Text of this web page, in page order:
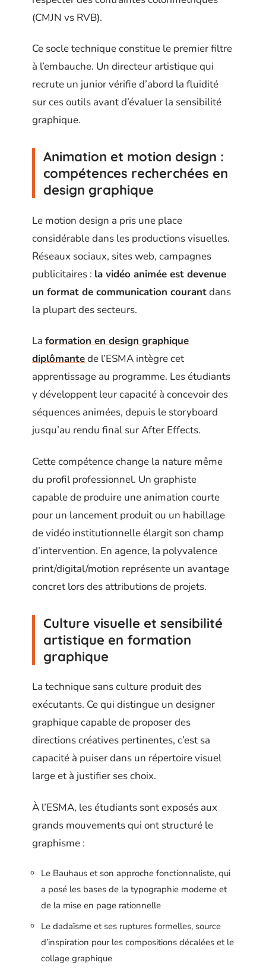
(CMJN vs RVB).
Ce socle technique constitue le premier filtre
à l’embauche. Un directeur artistique qui
recrute un junior vérifie d’abord la fluidité
sur ces outils avant d’évaluer la sensibilité
graphique.
Animation et motion design :
compétences recherchées en
design graphique
Le motion design a pris une place
considérable dans les productions visuelles.
Réseaux sociaux, sites web, campagnes
publicitaires : la vidéo animée est devenue
un format de communication courantdans
la plupart des secteurs.
La formation en design graphique
diplômantede l’ESMA intègre cet
apprentissage au programme. Les étudiants
y développent leur capacité à concevoir des
séquences animées, depuis le storyboard
jusqu’au rendu final sur After Effects.
Cette compétence change la nature même
du profil professionnel. Un graphiste
capable de produire une animation courte
pour un lancement produit ou un habillage
de vidéo institutionnelle élargit son champ
d’intervention. En agence, la polyvalence
print/digital/motion représente un avantage
concret lors des attributions de projets.
Culture visuelle et sensibilité
artistique en formation
graphique
La technique sans culture produit des
exécutants. Ce qui distingue un designer
graphique capable de proposer des
directions créatives pertinentes, c’est sa
capacité à puiser dans un répertoire visuel
large et à justifier ses choix.
À l’ESMA, les étudiants sont exposés aux
grands mouvements qui ont structuré le
graphisme :
Le Bauhaus et son approche fonctionnaliste, qui
a posé les bases de la typographie moderne et
de la mise en page rationnelle
Le dadaïsme et ses ruptures formelles, source
d’inspiration pour les compositions décalées et le
collage graphique